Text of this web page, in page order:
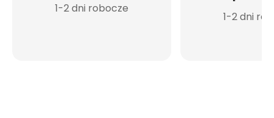
1-2 dni robocze
1-2 dni